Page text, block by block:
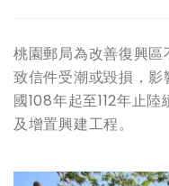
桃園郵局為改善復興
致信件受潮或毀損，
國108年起至112年止
及增置興建工程。